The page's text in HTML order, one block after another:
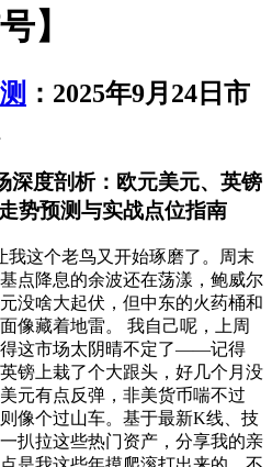
】
：2025年9月24日市
深度剖析：欧元美元、英镑
势预测与实战点位指南
我这个老鸟又开始琢磨了。周末
点降息的余波还在荡漾，鲍威尔
没啥大起伏，但中东的火药桶和
像藏着地雷。 我自己呢，上周
这市场太阴晴不定了——记得
镑上栽了个大跟头，好几个月没
元有点反弹，非美货币喘不过
像个过山车。基于最新K线、技
扒拉这些热门资产，分享我的亲